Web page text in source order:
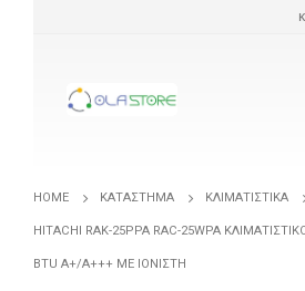
HOME ΚΑΤΆΣΤΗΜΑ ΚΛΙΜΑΤΙΣΤΙΚΆ
HITACHI RAK-25PPA RAC-25WPA
BTU A+/A+++ ΜΕ ΙΟΝΙΣΤΉ